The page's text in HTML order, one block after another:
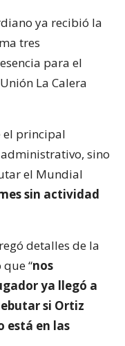
ya recibió la
tres
para el
La Calera
el principal
sino
el Mundial
sin actividad
detalles de la
“nos
ya llegó a
si Ortiz
está en las